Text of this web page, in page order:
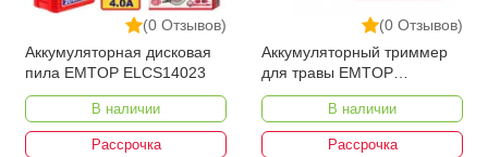
(0 Отзывов)
Аккумуляторная дисковая
пила EMTOP ELCS14023
В наличии
Рассрочка
(0 Отзывов)
Аккумуляторный триммер
для травы EMTOP
ELGT203285
В наличии
Рассрочка